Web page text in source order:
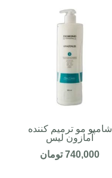
شامپو مو ترمیم کننده
آمازون لیس
740,000 تومان